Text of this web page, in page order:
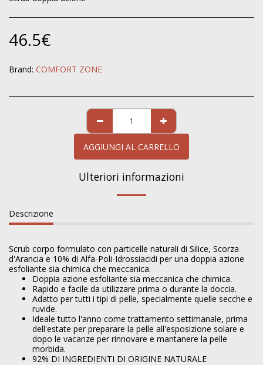
46.5€
Brand: COMFORT ZONE
AGGIUNGI AL CARRELLO
Ulteriori informazioni
Descrizione
Scrub corpo formulato con particelle naturali di Silice, Scorza
d'Arancia e 10% di Alfa-Poli-Idrossiacidi per una doppia azione
esfoliante sia chimica che meccanica.
Doppia azione esfoliante sia meccanica che chimica.
Rapido e facile da utilizzare prima o durante la doccia.
Adatto per tutti i tipi di pelle, specialmente quelle secche e
ruvide.
Ideale tutto l'anno come trattamento settimanale, prima
dell'estate per preparare la pelle all'esposizione solare e
dopo le vacanze per rinnovare e mantanere la pelle
morbida.
92% DI INGREDIENTI DI ORIGINE NATURALE